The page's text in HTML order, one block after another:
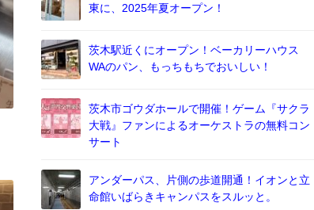
東に、2025年夏オープン！
茨木駅近くにオープン！ベーカリーハウス
WAのパン、もっちもちでおいしい！
茨木市ゴウダホールで開催！ゲーム『サクラ
大戦』ファンによるオーケストラの無料コン
サート
アンダーパス、片側の歩道開通！イオンと立
命館いばらきキャンパスをスルッと。